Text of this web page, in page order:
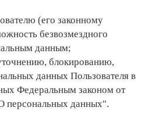
(его законному
безвозмездного
данным;
блокированию,
данных Пользователя в
Федеральным законом от
персональных данных".